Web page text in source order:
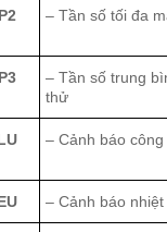
P2 – Tần số tối đa
P3
– Tần số trung
thử
– Cảnh báo công
– Cảnh báo nhiệt